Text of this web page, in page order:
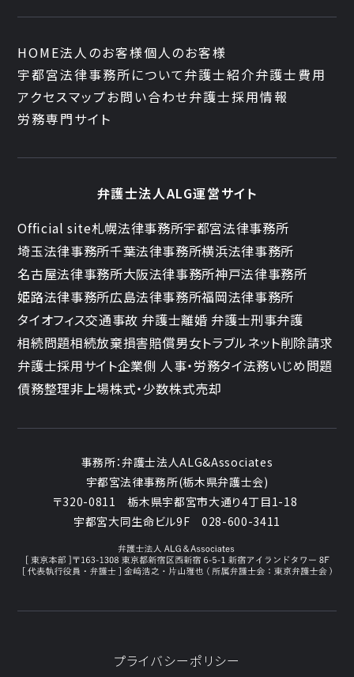
開示等手続き
個人情報の利用目的の通知、開示、内容の
訂正、追加又は削除、利用の停止、消去又
は第三者への提供の停止および第三者提供
の記録の開示（以下「開示等」という）を
応致します。開示等の請求は下記までお申
し付けください。
【お問い合わせ先】
弁護士法人ALG&Associates
電話 03-6258-0960 Eメール
pms@avance-lg.com
個人情報を与えることの任意性及び当該情
個人情報の提出は任意であり、ご提供いた
だけない場合、法律事務を受任出来ない、
もしくは法律事務の遂行に制限が生じるこ
とがあります。
お客様へのサービス向上の為にお客様サポ
て、当法人のサービスにつきご意見をいた
HOME法人のお客様個人のお客様
宇都宮法律事務所について弁護士紹介弁護士費用
アクセスマップお問い合わせ弁護士採用情報
労務専門サイト
弁護士法人ALG運営サイト
Official site札幌法律事務所宇都宮法律事務所
埼玉法律事務所千葉法律事務所横浜法律事務所
名古屋法律事務所大阪法律事務所神戸法律事務所
姫路法律事務所広島法律事務所福岡法律事務所
タイオフィス交通事故 弁護士離婚 弁護士刑事弁護
相続問題相続放棄損害賠償男女トラブルネット削除請求
弁護士採用サイト企業側 人事・労務タイ法務いじめ問題
債務整理非上場株式・少数株式売却
事務所：弁護士法人ALG&Associates
宇都宮法律事務所(栃木県弁護士会)
〒320-0811
栃木県宇都宮市大通り4丁目1-18
宇都宮大同生命ビル9F
028-600-3411
プライバシーポリシー